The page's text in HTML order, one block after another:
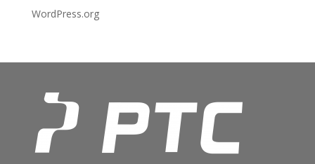
WordPress.org